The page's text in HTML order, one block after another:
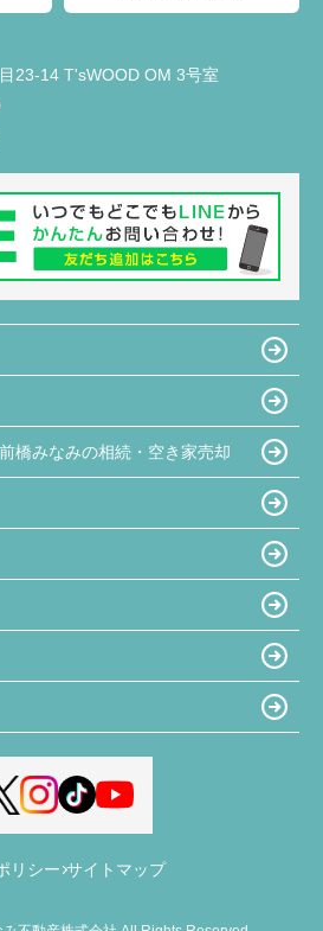
23‐14 T'sWOOD OM 3号室
橋みなみの相続・空き家売却
リシー サイトマップ